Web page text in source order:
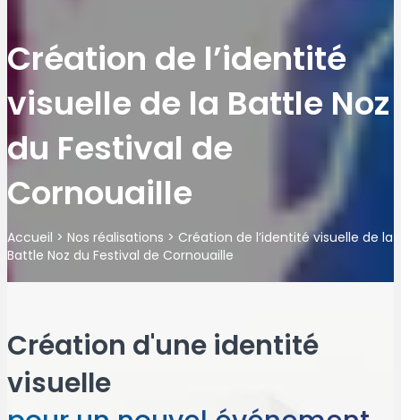
Création de l’identité
visuelle de la Battle Noz
du Festival de
Cornouaille
Accueil > Nos réalisations > Création de l’identité visuelle de la
Battle Noz du Festival de Cornouaille
Création d'une identité
visuelle